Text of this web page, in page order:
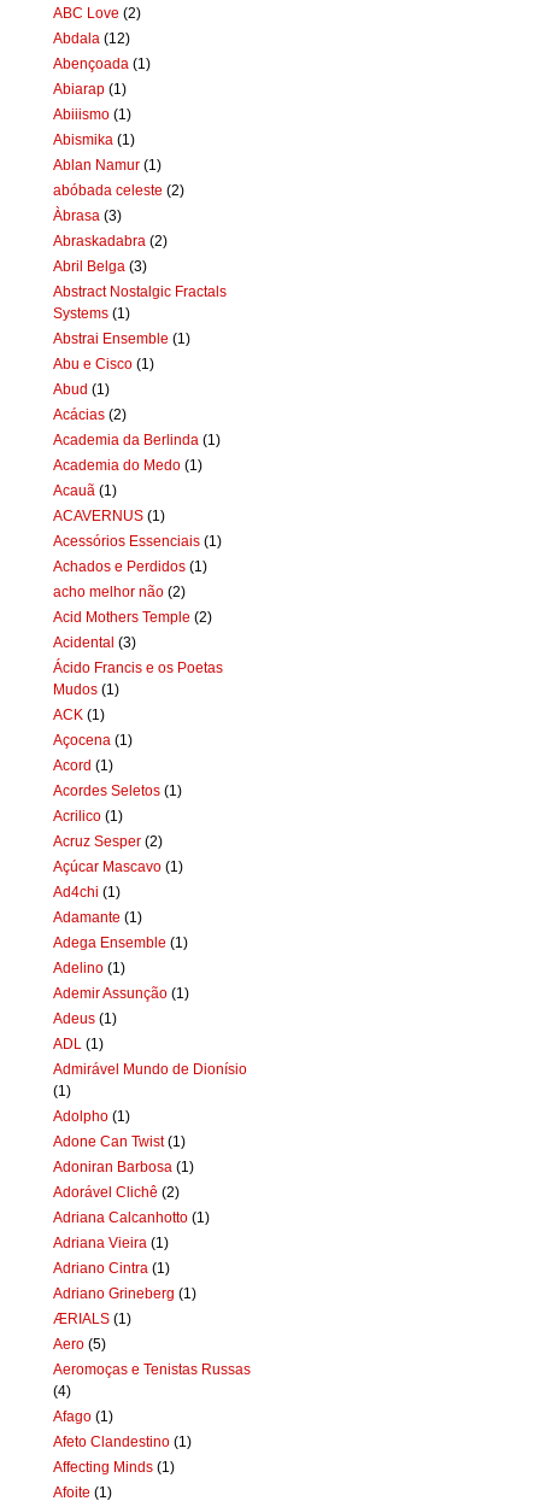
ABC Love (2)
Abdala (12)
Abençoada (1)
Abiarap (1)
Abiiismo (1)
Abismika (1)
Ablan Namur (1)
abóbada celeste (2)
Àbrasa (3)
Abraskadabra (2)
Abril Belga (3)
Abstract Nostalgic Fractals
Systems (1)
Abstrai Ensemble (1)
Abu e Cisco (1)
Abud (1)
Acácias (2)
Academia da Berlinda (1)
Academia do Medo (1)
Acauã (1)
ACAVERNUS (1)
Acessórios Essenciais (1)
Achados e Perdidos (1)
acho melhor não (2)
Acid Mothers Temple (2)
Acidental (3)
Ácido Francis e os Poetas
Mudos (1)
ACK (1)
Açocena (1)
Acord (1)
Acordes Seletos (1)
Acrilico (1)
Acruz Sesper (2)
Açúcar Mascavo (1)
Ad4chi (1)
Adamante (1)
Adega Ensemble (1)
Adelino (1)
Ademir Assunção (1)
Adeus (1)
ADL (1)
Admirável Mundo de Dionísio
(1)
Adolpho (1)
Adone Can Twist (1)
Adoniran Barbosa (1)
Adorável Clichê (2)
Adriana Calcanhotto (1)
Adriana Vieira (1)
Adriano Cintra (1)
Adriano Grineberg (1)
ÆRIALS (1)
Aero (5)
Aeromoças e Tenistas Russas
(4)
Afago (1)
Afeto Clandestino (1)
Affecting Minds (1)
Afoite (1)